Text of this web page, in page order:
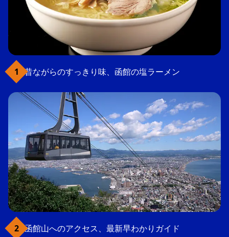
昔ながらのすっきり味、函館の塩ラーメン
函館山へのアクセス、最新早わかりガイド